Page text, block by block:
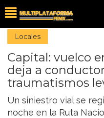
Locales
Capital: vuelco
deja a
traumatismos
Un siniestro vial se
noche en la Ruta